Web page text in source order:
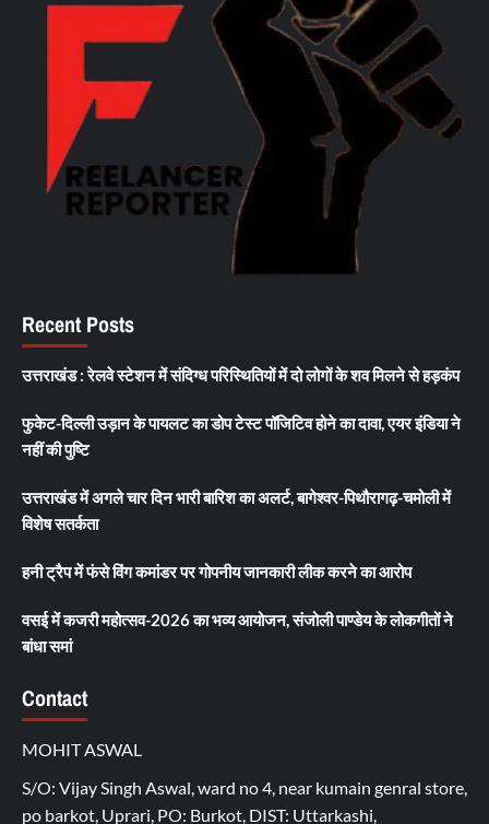
Recent Posts
उत्तराखंड : रेलवे स्टेशन में संदिग्ध परिस्थितियों में दो लोगों के शव मिलने से हड़कंप
फुकेट-दिल्ली उड़ान के पायलट का डोप टेस्ट पॉजिटिव होने का दावा, एयर इंडिया ने
नहीं की पुष्टि
उत्तराखंड में अगले चार दिन भारी बारिश का अलर्ट, बागेश्वर-पिथौरागढ़-चमोली में
विशेष सतर्कता
हनी ट्रैप में फंसे विंग कमांडर पर गोपनीय जानकारी लीक करने का आरोप
वसई में कजरी महोत्सव-2026 का भव्य आयोजन, संजोली पाण्डेय के लोकगीतों ने
बांधा समां
Contact
MOHIT ASWAL
S/O: Vijay Singh Aswal, ward no 4, near kumain genral store,
po barkot, Uprari, PO: Burkot, DIST: Uttarkashi,